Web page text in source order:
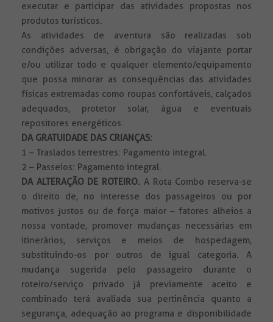
executar e participar das atividades propostas nos
produtos turísticos.
As atividades de aventura são realizadas sob
condições adversas, é obrigação do viajante portar
e/ou utilizar todo e qualquer elemento/equipamento
que possa minorar as consequências das atividades
físicas extremadas como roupas confortáveis, calçados
adequados, protetor solar, água e eventuais
repositores energéticos.
DA GRATUIDADE DAS CRIANÇAS:
1 – Traslados terrestres: Pagamento integral.
2 – Passeios: Pagamento integral.
DA ALTERAÇÃO DE ROTEIRO. A Rota Combo reserva-se
o direito de, no interesse dos passageiros ou por
motivos justos ou de força maior – fatores alheios a
nossa vontade, promover mudanças necessárias em
itinerários, serviços e meios de hospedagem,
substituindo-os por outros de igual categoria. A
mudança sugerida pelo passageiro durante o
roteiro/serviço privado já previamente aceito e
combinado terá avaliada sua pertinência quanto a
segurança, adequação ao programa e disponibilidade